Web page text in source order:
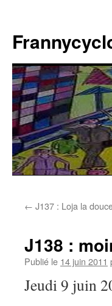
contenu
← J137 : Loja la
J138 :
Publié le 14 juin 2011
Jeudi 9 juin